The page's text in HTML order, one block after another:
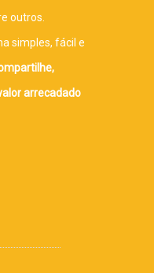
outros.
simples, fácil e
arrecadado